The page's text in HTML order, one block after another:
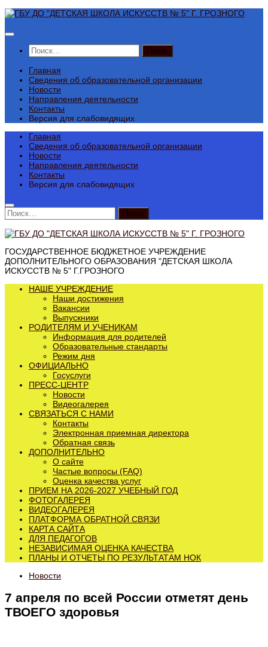
Перейти
содержимому
Найти:
Главная
Сведения об образовательной организации
Новости
Направления деятельности
Контакты
Версия для слабовидящих
Главная
Сведения об образовательной организации
Новости
Направления деятельности
Контакты
Версия для слабовидящих
Найти:
ГОСУДАРСТВЕННОЕ БЮДЖЕТНОЕ УЧРЕЖДЕНИЕ
ДОПОЛНИТЕЛЬНОГО ОБРАЗОВАНИЯ "ДЕТСКАЯ ШКОЛА
ИСКУССТВ № 5" Г.ГРОЗНОГО
НАШЕ УЧРЕЖДЕНИЕ
Наши достижения
Вакансии
Выпускники
РОДИТЕЛЯМ И УЧЕНИКАМ
Информация для родителей
Образовательные стандарты
Режим дня
ОФИЦИАЛЬНО
Госуслуги
ПРЕСС-ЦЕНТР
Новости
Видеогалерея
СВЯЗАТЬСЯ С НАМИ
Контакты
Электронная приемная директора
Обратная связь
ДОПОЛНИТЕЛЬНО
О сайте
Частые вопросы (FAQ)
Оценка качества услуг
ПРИЕМ НА 2026-2027 УЧЕБНЫЙ ГОД
ФОТОГАЛЕРЕЯ
ВИДЕОГАЛЕРЕЯ
ПЛАТФОРМА ОБРАТНОЙ СВЯЗИ
КАРТА САЙТА
ДЛЯ ПЕДАГОГОВ
НЕЗАВИСИМАЯ ОЦЕНКА КАЧЕСТВА
ПЛАНЫ И ОТЧЕТЫ ПО РЕЗУЛЬТАТАМ НОК
Новости
7 апреля по всей России отметят день
ТВОЕГО здоровья